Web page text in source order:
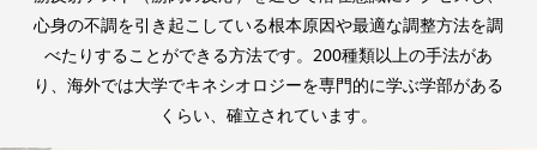
心身の不調を引き起こしている根本原因や最適な調整方法を調
べたりすることができる方法です。200種類以上の手法があ
り、海外では大学でキネシオロジーを専門的に学ぶ学部がある
くらい、確立されています。